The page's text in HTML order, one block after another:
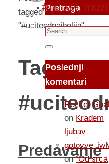
tagged
"#uciteodnajboljih"
Tag:
Predavanje
Pretraga
Search
for:
Search
Poslednji
komentari
Rocket Goal
on Kradem
ljubav
on“Od srca